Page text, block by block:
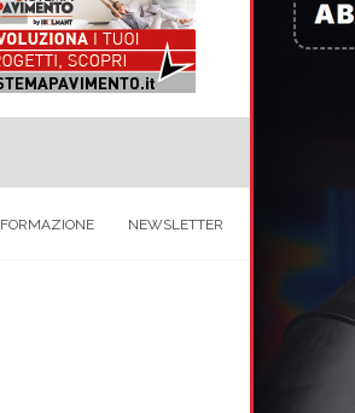
FORMAZIONE NEWSLETTER